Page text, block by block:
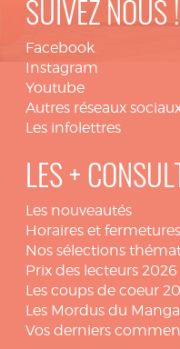
SUIVEZ NOUS !
Facebook
Instagram
Youtube
Autres réseaux
Les infolettres
LES +
Les nouveautés
Horaires et fermetures
Nos sélections
Prix des lecteurs 2026
Les coups de coeur
Les Mordus du Manga
Vos derniers